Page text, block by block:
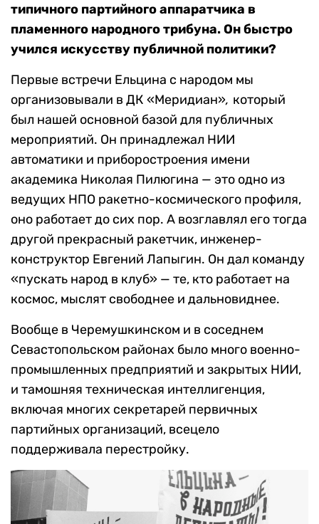
типичного партийного аппаратчика в
пламенного народного трибуна. Он быстро
учился искусству публичной политики?
Первые встречи Ельцина с народом мы
организовывали в ДК «Меридиан», который
был нашей основной базой для публичных
мероприятий. Он принадлежал НИИ
автоматики и приборостроения имени
академика Николая Пилюгина — это одно из
ведущих НПО ракетно-космического профиля,
оно работает до сих пор. А возглавлял его тогда
другой прекрасный ракетчик, инженер-
конструктор Евгений Лапыгин. Он дал команду
«пускать народ в клуб» — те, кто работает на
космос, мыслят свободнее и дальновиднее.
Вообще в Черемушкинском и в соседнем
Севастопольском районах было много военно-
промышленных предприятий и закрытых НИИ,
и тамошняя техническая интеллигенция,
включая многих секретарей первичных
партийных организаций, всецело
поддерживала перестройку.